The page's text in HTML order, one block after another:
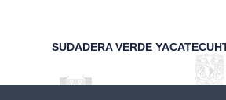
SUDADERA VERDE